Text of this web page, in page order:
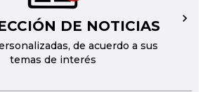
DE NOTICIAS
de acuerdo a sus
temas de interés
→